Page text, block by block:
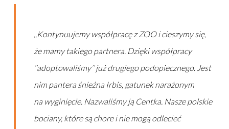
,,Kontynuujemy współpracę z ZOO i cieszymy się,
że mamy takiego partnera. Dzięki współpracy
‘’adoptowaliśmy’’ już drugiego podopiecznego. Jest
nim pantera śnieżna Irbis, gatunek narażonym
na wyginięcie. Nazwaliśmy ją Centka. Nasze polskie
bociany, które są chore i nie mogą odlecieć